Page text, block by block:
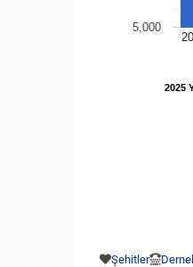
5,000
2025
Şehitler